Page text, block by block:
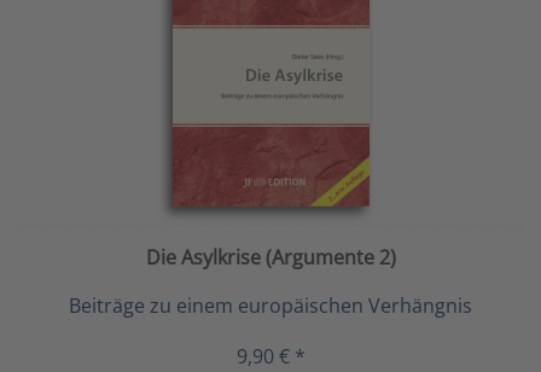
Die Asylkrise (Argumente 2)
Beiträge zu einem europäischen Verhängnis
9,90 € *